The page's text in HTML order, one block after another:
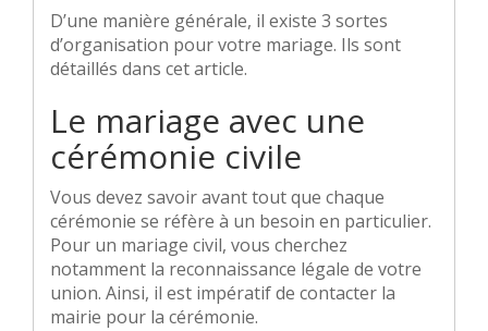
D’une manière générale, il existe 3 sortes
d’organisation pour votre mariage. Ils sont
détaillés dans cet article.
Le mariage avec une
cérémonie civile
Vous devez savoir avant tout que chaque
cérémonie se réfère à un besoin en particulier.
Pour un mariage civil, vous cherchez
notamment la reconnaissance légale de votre
union. Ainsi, il est impératif de contacter la
mairie pour la cérémonie.